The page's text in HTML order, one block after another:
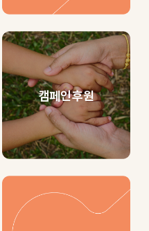
캠페인 후원